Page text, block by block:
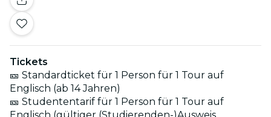
Tickets
🎫 Standardticket für 1 Person für 1 Tour auf
Englisch (ab 14 Jahren)
🎫 Studententarif für 1 Person für 1 Tour auf
Englisch (gültiger (Studierenden-)Ausweis